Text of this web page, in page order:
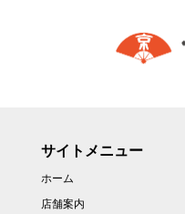
サイトメニュー
ホーム
店舗案内